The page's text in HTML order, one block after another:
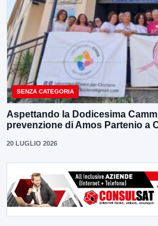
SENZA CATEGORIA
Aspettando la Dodicesima
prevenzione di Amos Partenio a
20 LUGLIO 2026